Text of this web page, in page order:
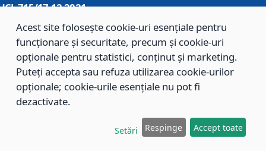
715/17.12.2021
Titlu: Aprobarea Planului de acţiuni sau lucrări de interes
local pentru anul 2022.
714/17.12.2021
Titlu: Modificarea Anexei la H.C.L. nr. 709/2020 privind
aprobarea Regulamentului de Organizare şi Funcţionare
Direcţiei de Asistenţă Socială Braşov.
Acest site folosește cookie-uri esențiale pentru
funcționare și securitate, precum și cookie-uri
opționale pentru statistici, conținut și marketing.
Puteți accepta sau refuza utilizarea cookie-urilor
opționale; cookie-urile esențiale nu pot fi
dezactivate.
Setări Respinge Accept toate